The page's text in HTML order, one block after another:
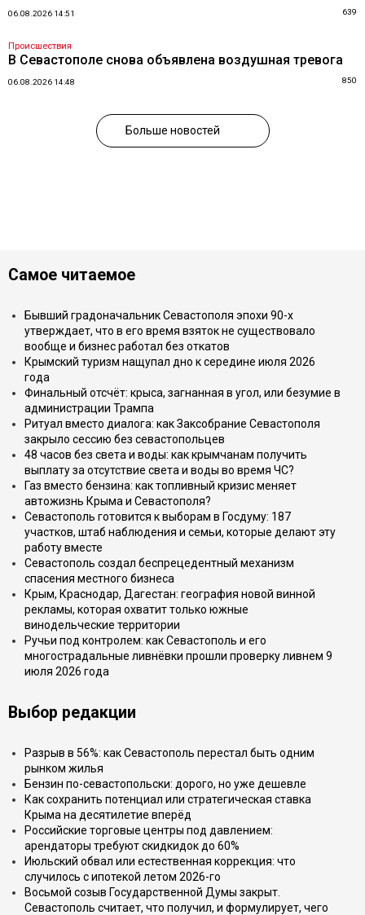
06.08.2026 14:51 639
Происшествия
В Севастополе снова объявлена воздушная тревога
06.08.2026 14:48 850
Больше новостей
Самое читаемое
Бывший градоначальник Севастополя эпохи 90-х
утверждает, что в его время взяток не существовало
вообще и бизнес работал без откатов
Крымский туризм нащупал дно к середине июля 2026
года
Финальный отсчёт: крыса, загнанная в угол, или безумие в
администрации Трампа
Ритуал вместо диалога: как Заксобрание Севастополя
закрыло сессию без севастопольцев
48 часов без света и воды: как крымчанам получить
выплату за отсутствие света и воды во время ЧС?
Газ вместо бензина: как топливный кризис меняет
автожизнь Крыма и Севастополя?
Севастополь готовится к выборам в Госдуму: 187
участков, штаб наблюдения и семьи, которые делают эту
работу вместе
Севастополь создал беспрецедентный механизм
спасения местного бизнеса
Крым, Краснодар, Дагестан: география новой винной
рекламы, которая охватит только южные
винодельческие территории
Ручьи под контролем: как Севастополь и его
многострадальные ливнёвки прошли проверку ливнем 9
июля 2026 года
Выбор редакции
Разрыв в 56%: как Севастополь перестал быть одним
рынком жилья
Бензин по-севастопольски: дорого, но уже дешевле
Как сохранить потенциал или стратегическая ставка
Крыма на десятилетие вперёд
Российские торговые центры под давлением:
арендаторы требуют скидкидок до 60%
Июльский обвал или естественная коррекция: что
случилось с ипотекой летом 2026-го
Восьмой созыв Государственной Думы закрыт.
Севастополь считает, что получил, и формулирует, чего